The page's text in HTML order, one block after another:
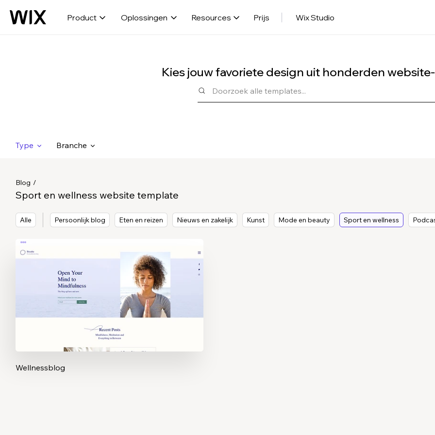
Product Oplossingen Resources Prijs Wix Studio
Kies jouw favoriete design uit honderden
Type Branche
Blog
Sport en wellness website template
Alle Persoonlijk blog Eten en reizen Nieuws en zakelijk Kunst Mode en beauty Sport en wellness
Wellnessblog